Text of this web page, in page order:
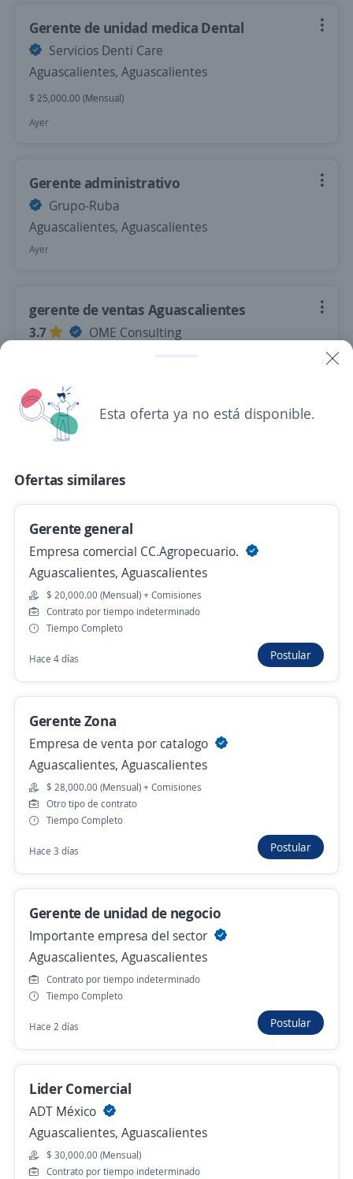
Gerente de unidad medica Dental
Servicios Denti Care
Aguascalientes, Aguascalientes
$ 25,000.00 (Mensual)
Ayer
Gerente administrativo
Grupo-Ruba
Aguascalientes, Aguascalientes
Ayer
gerente de ventas Aguascalientes
3.7
OME Consulting
Ayer
Catorce servicios financieros
Rincón de Romos, Aguascalientes
Ayer
Se precisa Urgente Empleo destacado
Gerente de unidad de negocio
Importante empresa del sector
Aguascalientes, Aguascalientes
Hace 2 días
Se precisa Urgente Empleo destacado
Gerente de Cobranza Extrajudicial Campo
Importante empresa del sector
Aguascalientes, Aguascalientes
Gerente Zona
Empresa de venta por catalogo
Aguascalientes, Aguascalientes
$ 28,000.00 (Mensual) + Comisiones
Gerente de Ventas y Financiamiento
Automotriz
4.2
Estratia Human Capital S de RL de CV
Aguascalientes, Aguascalientes
Hace 3 días
Esta oferta ya no está disponible.
Ofertas similares
Gerente general
Empresa comercial CC.Agropecuario.
Aguascalientes, Aguascalientes
$ 20,000.00 (Mensual) + Comisiones
Contrato por tiempo indeterminado
Tiempo Completo
Hace 4 días Postular
Gerente Zona
Empresa de venta por catalogo
Aguascalientes, Aguascalientes
$ 28,000.00 (Mensual) + Comisiones
Otro tipo de contrato
Tiempo Completo
Hace 3 días Postular
Gerente de unidad de negocio
Importante empresa del sector
Aguascalientes, Aguascalientes
Contrato por tiempo indeterminado
Tiempo Completo
Hace 2 días Postular
Lider Comercial
ADT México
Aguascalientes, Aguascalientes
$ 30,000.00 (Mensual)
Contrato por tiempo indeterminado